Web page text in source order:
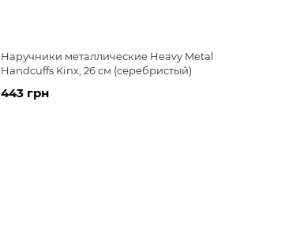
Наручники металлические Heavy Metal
Handcuffs Kinx, 26 см (серебристый)
443 грн